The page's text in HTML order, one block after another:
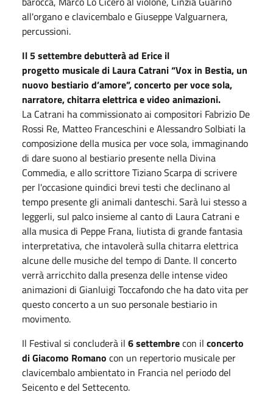
all'organo e clavicembalo e Giuseppe Valguarnera,
percussioni.
Il 5 settembre debutterà ad Erice il
progetto musicale di Laura Catrani “Vox in Bestia, un
nuovo bestiario d’amore”, concerto per voce sola,
narratore, chitarra elettrica e video animazioni.
La Catrani ha commissionato ai compositori Fabrizio De
Rossi Re, Matteo Franceschini e Alessandro Solbiati la
composizione della musica per voce sola, immaginando
di dare suono al bestiario presente nella Divina
Commedia, e allo scrittore Tiziano Scarpa di scrivere
per l'occasione quindici brevi testi che declinano al
tempo presente gli animali danteschi. Sarà lui stesso a
leggerli, sul palco insieme al canto di Laura Catrani e
alla musica di Peppe Frana, liutista di grande fantasia
interpretativa, che intavolerà sulla chitarra elettrica
alcune delle musiche del tempo di Dante. Il concerto
verrà arricchito dalla presenza delle intense video
animazioni di Gianluigi Toccafondo che ha dato vita per
questo concerto a un suo personale bestiario in
movimento.
Il Festival si concluderà il 6 settembrecon il concerto
diGiacomo Romano con un repertorio musicale per
clavicembalo ambientato in Francia nel periodo del
Seicento e del Settecento.